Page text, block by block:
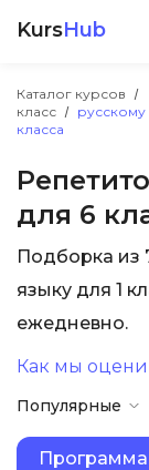
KursHub
Каталог курсов
класс
русскому
класса
для 6
Подборка из
языку для 1
ежедневно.
Как мы
Популярные
Программа
Дизайн